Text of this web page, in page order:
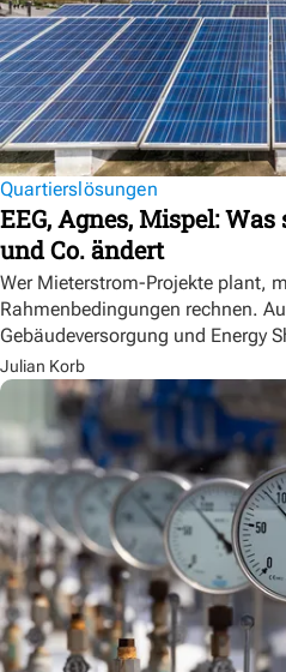
Quartierslösungen
EEG, Agnes, Mispel:
und Co. ändert
Wer Mieterstrom-Projekte plant,
Rahmenbedingungen rechnen.
Gebäudeversorgung und Energy
Julian Korb